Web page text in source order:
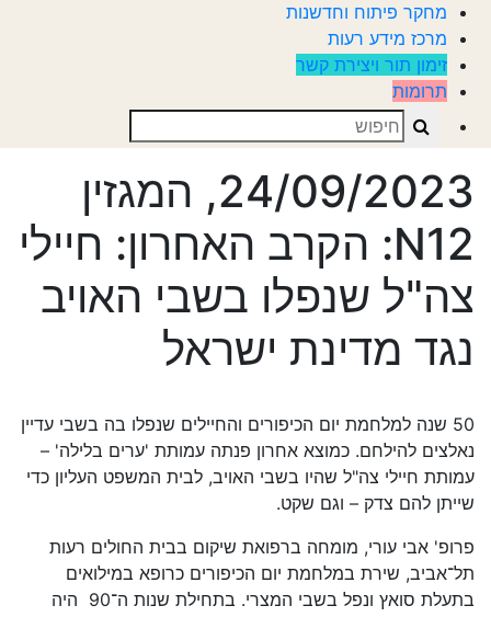
מחקר פיתוח וחדשנות
מרכז מידע רעות
זימון תור ויצירת קשר
תרומות
Search
24/09/2023, המגזין
N12: הקרב האחרון: חיילי
צה"ל שנפלו בשבי האויב
נגד מדינת ישראל
50 שנה למלחמת יום הכיפורים והחיילים שנפלו בה בשבי עדיין
נאלצים להילחם. כמוצא אחרון פנתה עמותת 'ערים בלילה' –
עמותת חיילי צה"ל שהיו בשבי האויב, לבית המשפט העליון כדי
שייתן להם צדק – וגם שקט.
פרופ' אבי עורי, מומחה ברפואת שיקום בבית החולים רעות
תל־אביב, שירת במלחמת יום הכיפורים כרופא במילואים
בתעלת סואץ ונפל בשבי המצרי. בתחילת שנות ה־90 היה